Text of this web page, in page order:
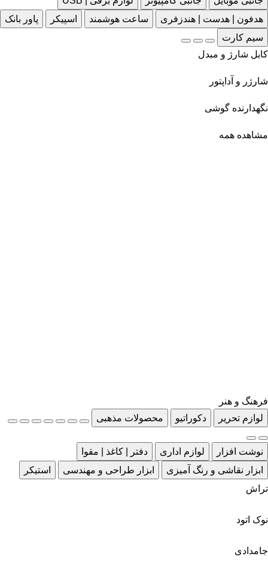
هدفون | هدست | هندزفری
ساعت هوشمند اسپیکر
پاور بانک
سیم کارت
کابل شارژ و مبدل
شارژر و آداپتور
نگهدارنده گوشی
مشاهده همه
فرهنگ و هنر
لوازم تحریر
دکوراتیو محصولات مذهبی
نوشت افزار لوازم اداری
دفتر | کاغذ | مقوا
ابزار نقاشی و رنگ آمیزی
ابزار طراحی و مهندسی
استیکر
تراش
نوک اتود
جامدادی